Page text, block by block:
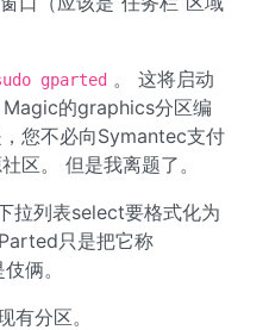
gparted 。 这将启动
的graphics分区编
您不必向Symantec支付
区。 但是我离题了。
拉列表select要格式化为
只是把它称
俩。
有分区。